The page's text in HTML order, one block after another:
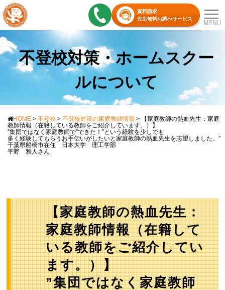
資料請求
先生無料お調べサービス
不登校対策・ホームスクー
ルについて
HOME > 不登校 > 不登校対策の家庭教師情報 >
【家庭教師の熱血先生：家庭
教師情報（在籍している教師をご紹介しています。）】
”集団ではなく家庭教師で”できた！”という経験を少しでも
多く経験してもらうお手伝いがしたいと家庭教師の熱血先生を志望しました。”
千葉県船橋市在住 日本大学 理工学部
平野 雅人さん
【家庭教師の熱血先生：
家庭教師情報（在籍して
いる教師をご紹介してい
ます。）】
”集団ではなく家庭教師